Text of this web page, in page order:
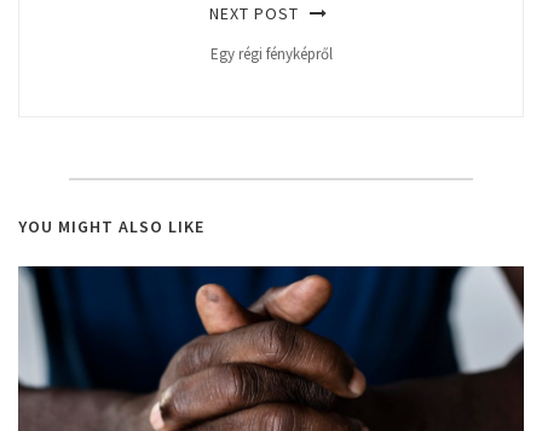
NEXT POST
Egy régi fényképről
YOU MIGHT ALSO LIKE